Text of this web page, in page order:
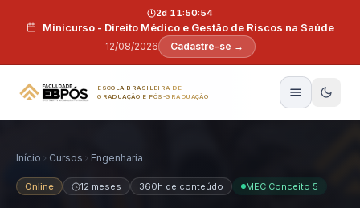
Minicurso - Direito Médico e Gestão de Riscos na Saúde
12/08/2026
2d 11:50:53
Cadastre-se →
ESCOLA BRASILEIRA DE
GRADUAÇÃO E PÓS-GRADUAÇÃO
Início Cursos Engenharia
Online 12 meses 360h de conteúdo MEC Conceito 5